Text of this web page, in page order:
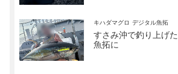
キハダマグロ デジタル魚拓
すさみ沖で釣り上げ
魚拓に